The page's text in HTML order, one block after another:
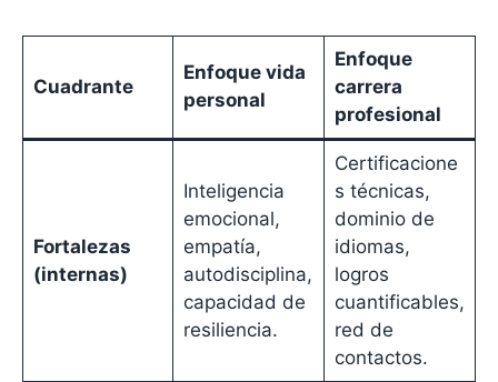
Cuadrante
Enfoque vida
personal
Enfoque
carrera
profesional
Fortalezas
(internas)
Inteligencia
emocional,
empatía,
autodisciplina,
capacidad de
resiliencia.
Certificacione
s técnicas,
dominio de
idiomas,
logros
cuantificables,
red de
contactos.